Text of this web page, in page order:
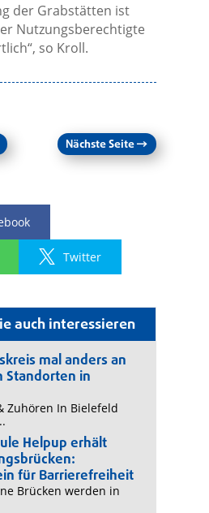
auch interessieren
mal anders an
Standorten in
Zuhören In Bielefeld
Helpup erhält
für Barrierefreiheit
Brücken werden in
der Grabstätten ist
Nutzungsberechtigte
so Kroll.
Nächste Seite→
Twitter